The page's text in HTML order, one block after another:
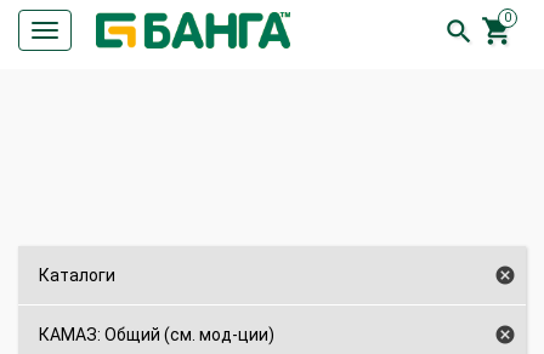
Кнопка
меню
0


Каталоги 
КАМАЗ: Общий (см. мод-ции) 